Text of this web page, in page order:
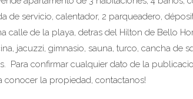
de servicio, calentador, 2 parqueadero,
calle de la playa, detras del Hilton de Bello
jacuzzi, gimnasio, sauna, turco, cancha de
Para confirmar cualquier dato de la
conocer la propiedad, contactanos!